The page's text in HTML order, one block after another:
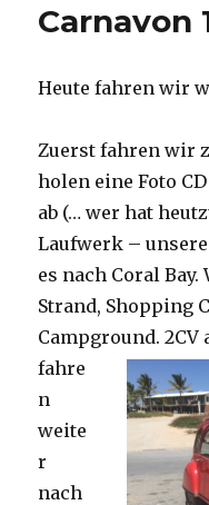
Carnavon
Heute fahren wir
Zuerst fahren wir
holen eine Foto
ab (… wer hat
Laufwerk –
es nach Coral
Strand, Shopping
Campground.2CV
fahre
n
weite
r
nach